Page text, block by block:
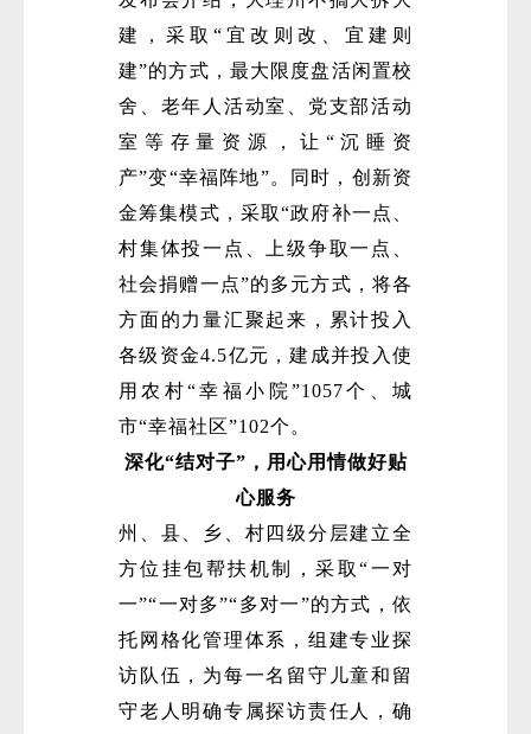
建，采取“宜改则改、宜建则
建”的方式，最大限度盘活闲置校
舍、老年人活动室、党支部活动
室等存量资源，让“沉睡资
产”变“幸福阵地”。同时，创新资
金筹集模式，采取“政府补一点、
村集体投一点、上级争取一点、
社会捐赠一点”的多元方式，将各
方面的力量汇聚起来，累计投入
各级资金4.5亿元，建成并投入使
用农村“幸福小院”1057个、城
市“幸福社区”102个。
深化“结对子”，用心用情做好贴
心服务
州、县、乡、村四级分层建立全
方位挂包帮扶机制，采取“一对
一”“一对多”“多对一”的方式，依
托网格化管理体系，组建专业探
访队伍，为每一名留守儿童和留
守老人明确专属探访责任人，确